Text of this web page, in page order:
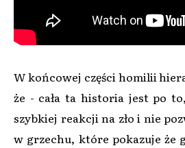
W końcowej części homilii
że - cała ta historia jest po
szybkiej reakcji na zło i nie
w grzechu, które pokazuje że